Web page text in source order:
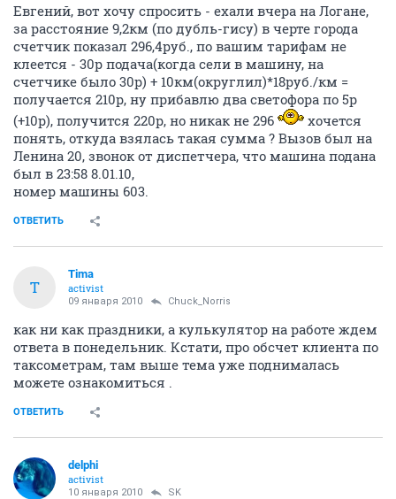
Евгений, вот хочу спросить - ехали вчера на Логане,
за расстояние 9,2км (по дубль-гису) в черте города
счетчик показал 296,4руб., по вашим тарифам не
клеется - 30р подача(когда сели в машину, на
счетчике было 30р) + 10км(округлил)*18руб./км =
получается 210р, ну прибавлю два светофора по 5р
(+10р), получится 220р, но никак не 296
хочется
понять, откуда взялась такая сумма ? Вызов был на
Ленина 20, звонок от диспетчера, что машина подана
был в 23:58 8.01.10,
номер машины 603.
ОТВЕТИТЬ
T
Tima
activist
09 января 2010 Chuck_Norris
как ни как праздники, а кулькулятор на работе ждем
ответа в понедельник. Кстати, про обсчет клиента по
таксометрам, там выше тема уже поднималась
можете ознакомиться .
ОТВЕТИТЬ
delphi
activist
10 января 2010 SK